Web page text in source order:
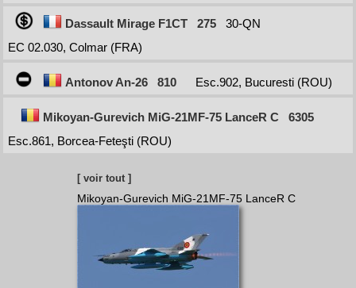
Dassault Mirage F1CT 275
30-QN
EC 02.030, Colmar (FRA)
Antonov An-26 810 Esc.902, Bucuresti (ROU)
Mikoyan-Gurevich MiG-21MF-75 LanceR C
6305
Esc.861, Borcea-Feteşti (ROU)
[ voir tout ]
Mikoyan-Gurevich MiG-21MF-75 LanceR C